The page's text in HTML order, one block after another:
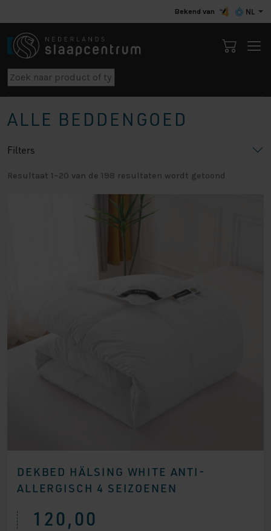
Bekend van NL
ALLE BEDDENGOED
Filters
Resultaat 1–20 van de 198 resultaten wordt getoond
DEKBED HÄLSING WHITE ANTI-
ALLERGISCH 4 SEIZOENEN
120,00